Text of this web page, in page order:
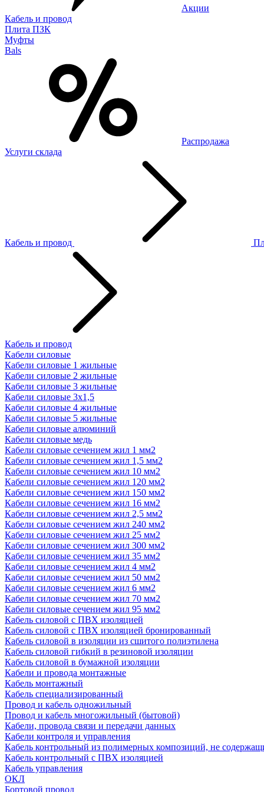
Акции
Кабель и провод
Плита ПЗК
Муфты
Bals
Распродажа
Услуги склада
Кабель и провод
Кабель и провод
Кабели силовые
Кабели силовые 1 жильные
Кабели силовые 2 жильные
Кабели силовые 3 жильные
Кабели силовые 3х1,5
Кабели силовые 4 жильные
Кабели силовые 5 жильные
Кабели силовые алюминий
Кабели силовые медь
Кабели силовые сечением жил 1 мм2
Кабели силовые сечением жил 1,5 мм2
Кабели силовые сечением жил 10 мм2
Кабели силовые сечением жил 120 мм2
Кабели силовые сечением жил 150 мм2
Кабели силовые сечением жил 16 мм2
Кабели силовые сечением жил 2,5 мм2
Кабели силовые сечением жил 240 мм2
Кабели силовые сечением жил 25 мм2
Кабели силовые сечением жил 300 мм2
Кабели силовые сечением жил 35 мм2
Кабели силовые сечением жил 4 мм2
Кабели силовые сечением жил 50 мм2
Кабели силовые сечением жил 6 мм2
Кабели силовые сечением жил 70 мм2
Кабели силовые сечением жил 95 мм2
Кабель силовой с ПВХ изоляцией
Кабель силовой с ПВХ изоляцией бронированный
Кабель силовой в изоляции из сшитого полиэтилена
Кабель силовой гибкий в резиновой изоляции
Кабель силовой в бумажной изоляции
Кабели и провода монтажные
Кабель монтажный
Кабель специализированный
Провод и кабель одножильный
Провод и кабель многожильный (бытовой)
Кабели, провода связи и передачи данных
Кабели контроля и управления
Кабель контрольный из полимерных композиций, не
Кабель контрольный с ПВХ изоляцией
Кабель управления
ОКЛ
Бортовой провод